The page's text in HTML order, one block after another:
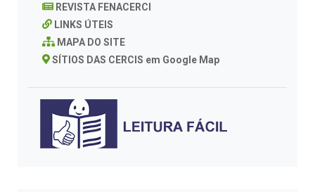
REVISTA FENACERCI
LINKS ÚTEIS
MAPA DO SITE
SÍTIOS DAS CERCIS em Google Map